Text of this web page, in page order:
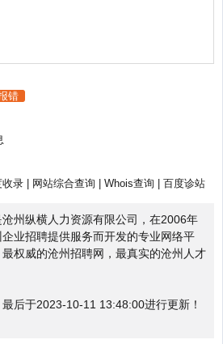
错
收录 网站综合查询 Whois查询 百度诊站
州纵横人力资源有限公司，在2006年
业招聘提供服务而开发的专业网络平
权威的沧州招聘网，最真实的沧州人才
后于2023-10-11 13:48:00进行更新！